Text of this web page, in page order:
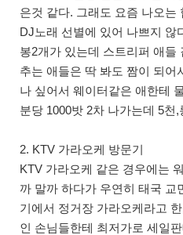
은것 같다. 그래도 요즘 나오는
DJ노래 선별에 있어 나쁘지 않
봉2개가 있는데 스트리퍼 애들
추는 애들은 딱 봐도 짬이 되어
나 싶어서 웨이터같은 애한테
분당 1000밧 2차 나가는데 5천
2. KTV 가라오케 방문기
KTV 가라오케 같은 경우에는
까 말까 하다가 우연히 태국 교
기에서 정거장 가라오케라고
인 손님들한테 최저가로 세일